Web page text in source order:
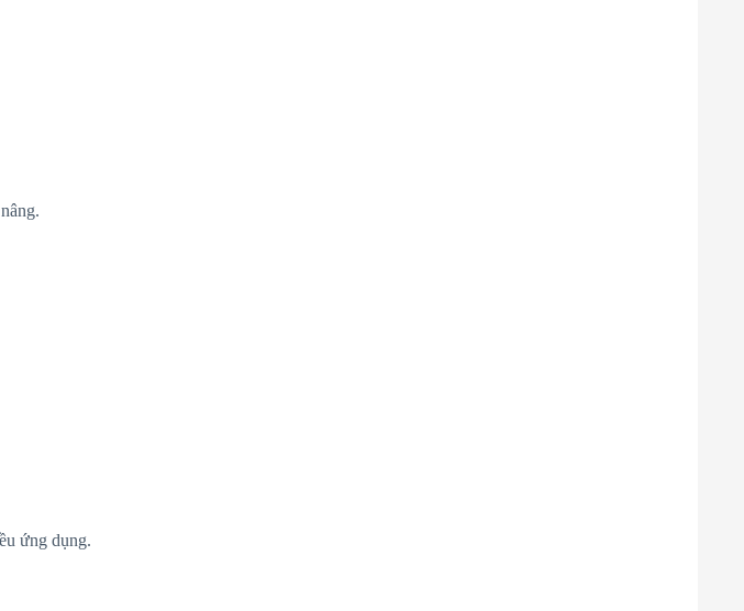
ứng dụng.